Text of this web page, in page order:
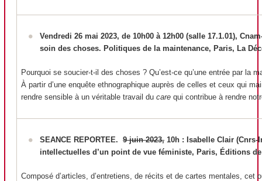
Vendredi 26 mai 2023, de 10h00 à 12h00 (salle 17.1.01),
soin des choses. Politiques de la maintenance, Paris, La
Pourquoi se soucier-t-il des choses ? Qu’est-ce qu’une entrée par la
À partir d’une enquête ethnographique auprès de celles et ceux qui
rendre sensible à un véritable travail du carequi contribue à rendre
SEANCE REPORTEE. 9 juin 2023, 10h : Isabelle Clair
intellectuelles d’un point de vue féministe, Paris, Éditions de
Composé d’articles, d’entretiens, de récits et de cartes mentales, cet